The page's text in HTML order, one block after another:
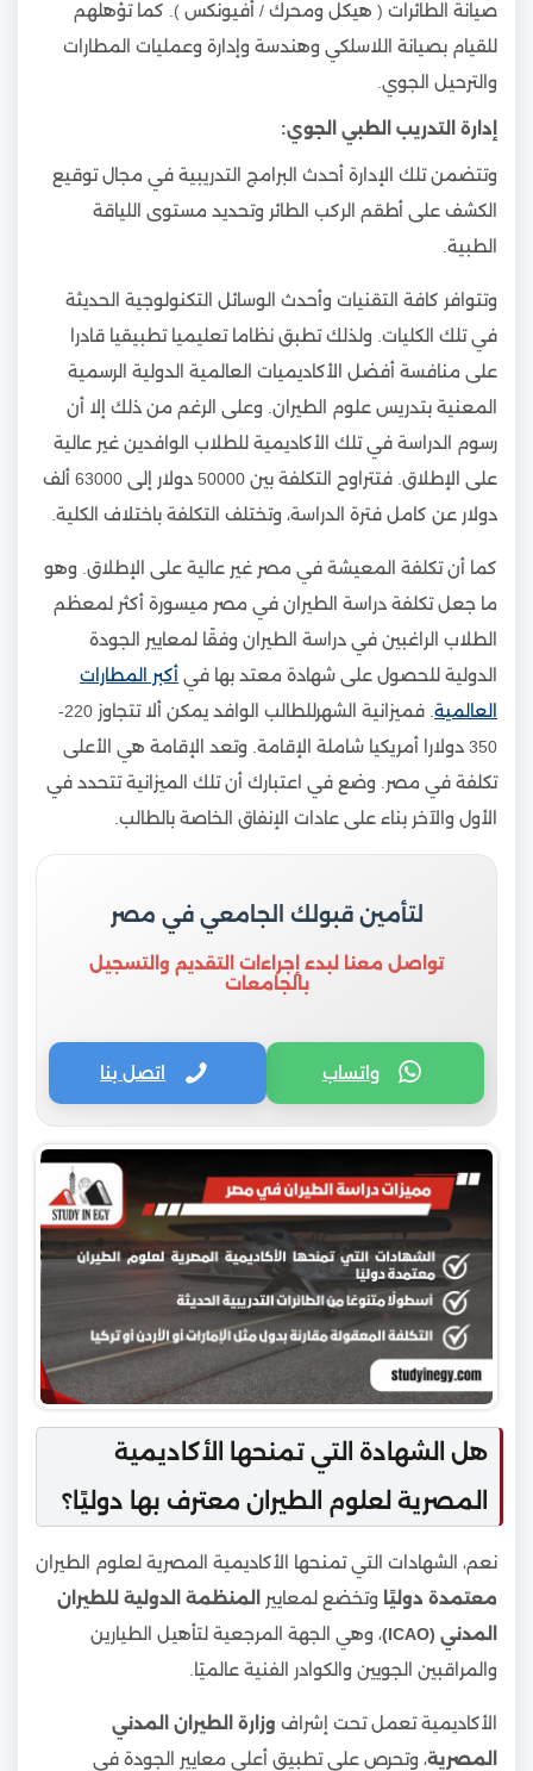
صيانة الطائرات ( هيكل ومحرك / أفيونكس ). كما تؤهلهم
للقيام بصيانة اللاسلكي وهندسة وإدارة وعمليات المطارات
والترحيل الجوي.
إدارة التدريب الطبي الجوي:
وتتضمن تلك الإدارة أحدث البرامج التدريبية في مجال توقيع
الكشف على أطقم الركب الطائر وتحديد مستوى اللياقة
الطبية.
وتتوافر كافة التقنيات وأحدث الوسائل التكنولوجية الحديثة
في تلك الكليات. ولذلك تطبق نظاما تعليميا تطبيقيا قادرا
على منافسة أفضل الأكاديميات العالمية الدولية الرسمية
المعنية بتدريس علوم الطيران. وعلى الرغم من ذلك إلا أن
رسوم الدراسة في تلك الأكاديمية للطلاب الوافدين غير عالية
على الإطلاق. فتتراوح التكلفة بين 50000 دولار إلى 63000 ألف
دولار عن كامل فترة الدراسة، وتختلف التكلفة باختلاف الكلية.
كما أن تكلفة المعيشة في مصر غير عالية على الإطلاق. وهو
ما جعل تكلفة دراسة الطيران في مصر ميسورة أكثر لمعظم
الطلاب الراغبين في دراسة الطيران وفقًا لمعايير الجودة
الدولية للحصول على شهادة معتد بها في أكبر المطارات
العالمية
. فميزانية الشهرللطالب الوافد يمكن ألا تتجاوز 220-
350 دولارا أمريكيا شاملة الإقامة. وتعد الإقامة هي الأعلى
تكلفة في مصر. وضع في اعتبارك أن تلك الميزانية تتحدد في
الأول والآخر بناء على عادات الإنفاق الخاصة بالطالب.
لتأمين قبولك الجامعي في مصر
تواصل معنا لبدء إجراءات التقديم والتسجيل
بالجامعات
واتساب اتصل بنا
هل الشهادة التي تمنحها الأكاديمية
المصرية لعلوم الطيران معترف بها دوليًا؟
نعم، الشهادات التي تمنحها الأكاديمية المصرية لعلوم الطيران
معتمدة دوليًا وتخضع لمعايير
المنظمة الدولية للطيران
المدني (ICAO)
، وهي الجهة المرجعية لتأهيل الطيارين
والمراقبين الجويين والكوادر الفنية عالميًا.
الأكاديمية تعمل تحت إشراف وزارة الطيران المدني
المصرية، وتحرص على تطبيق أعلى معايير الجودة في